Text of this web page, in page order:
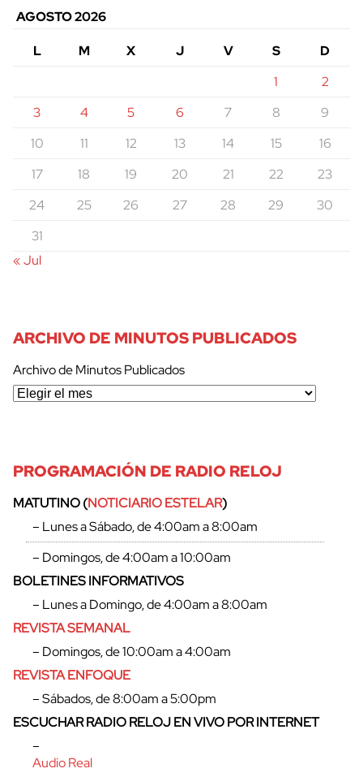
AGOSTO 2026
L
M X J V S
D
1
2
3
4 5 6 7 8
9
10
11 12 13 14 15
16
17
18 19 20 21 22
23
24
25 26 27 28 29
30
31
« Jul
ARCHIVO DE MINUTOS PUBLICADOS
Archivo de Minutos Publicados
PROGRAMACIÓN DE RADIO RELOJ
MATUTINO (NOTICIARIO ESTELAR)
– Lunes a Sábado, de 4:00am a 8:00am
– Domingos, de 4:00am a 10:00am
BOLETINES INFORMATIVOS
– Lunes a Domingo, de 4:00am a 8:00am
REVISTA SEMANAL
– Domingos, de 10:00am a 4:00am
REVISTA ENFOQUE
– Sábados, de 8:00am a 5:00pm
ESCUCHAR RADIO RELOJ EN VIVO POR INTERNET
–
Audio Real